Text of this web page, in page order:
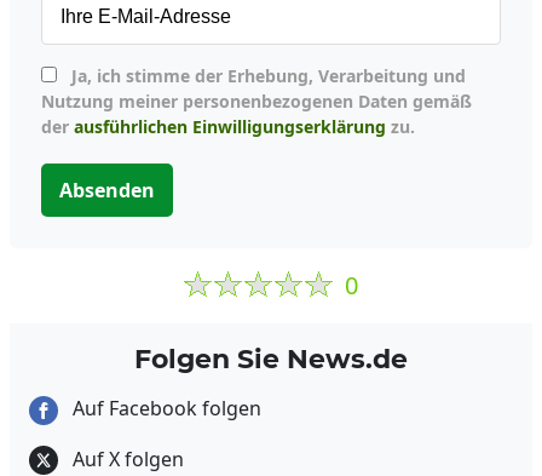
Nutzung meiner personenbezogenen Daten gemäß
der ausführlichen Einwilligungserklärung zu.
Absenden
0
Folgen Sie News.de
Auf Facebook folgen
Auf X folgen